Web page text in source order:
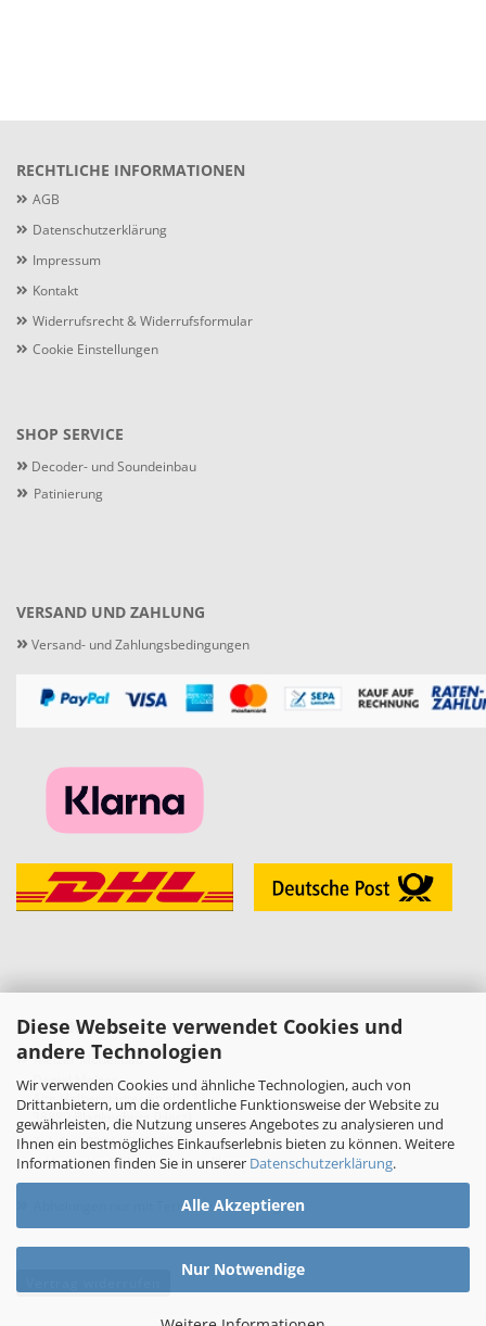
Diese Webseite verwendet Cookies und
andere Technologien
Wir verwenden Cookies und ähnliche Technologien, auch von
Drittanbietern, um die ordentliche Funktionsweise der Website zu
gewährleisten, die Nutzung unseres Angebotes zu analysieren und
Ihnen ein bestmögliches Einkaufserlebnis bieten zu können. Weitere
Informationen finden Sie in unserer Datenschutzerklärung.
Alle Akzeptieren
Nur Notwendige
RECHTLICHE INFORMATIONEN
AGB
Datenschutzerklärung
Impressum
Kontakt
Widerrufsrecht & Widerrufsformular
Cookie Einstellungen
SHOP SERVICE
» Decoder- und Soundeinbau
» Patinierung
VERSAND UND ZAHLUNG
» Versand- und Zahlungsbedingungen
KONTAKT
» Melzer Modellbau
Daniel Melzer
Alte Halberstädter Straße 22
38889 Blankenburg (Harz)
» Telefon: 03944-3665950
E-Mail:shop[at]melzer-modellbau.de
Abholungen nur mit Terminvereinbarung!